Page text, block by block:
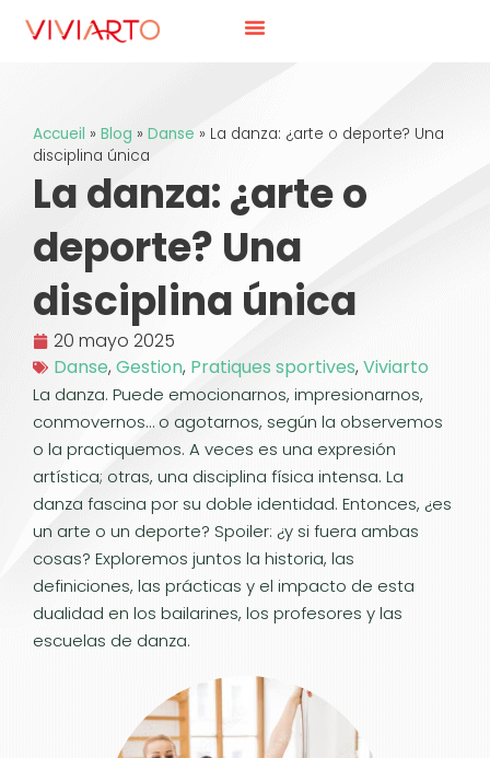
Accueil » Blog » Danse » La danza: ¿arte o deporte? Una
disciplina única
La danza: ¿arte o
deporte? Una
disciplina única
20 mayo 2025
Danse, Gestion, Pratiques sportives, Viviarto
La danza. Puede emocionarnos, impresionarnos,
conmovernos… o agotarnos, según la observemos
o la practiquemos. A veces es una expresión
artística; otras, una disciplina física intensa. La
danza fascina por su doble identidad. Entonces, ¿es
un arte o un deporte? Spoiler: ¿y si fuera ambas
cosas? Exploremos juntos la historia, las
definiciones, las prácticas y el impacto de esta
dualidad en los bailarines, los profesores y las
escuelas de danza.